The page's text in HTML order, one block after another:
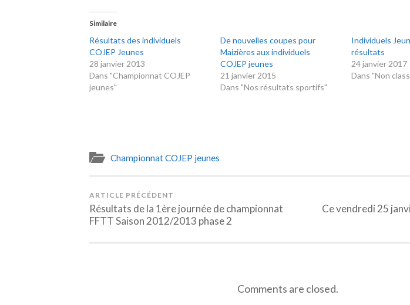
Similaire
Résultats des individuels
COJEP Jeunes
28 janvier 2013
Dans "Championnat COJEP
jeunes"
De nouvelles coupes pour
Maizières aux individuels
COJEP jeunes
21 janvier 2015
Dans "Nos résultats sportifs"
Individuels
résultats
24 janvier 2017
Dans "Non
Championnat COJEP jeunes
ARTICLE PRÉCÉDENT
Résultats de la 1ère journée de championnat
FFTT Saison 2012/2013 phase 2
Ce vendredi 25
Comments are closed.